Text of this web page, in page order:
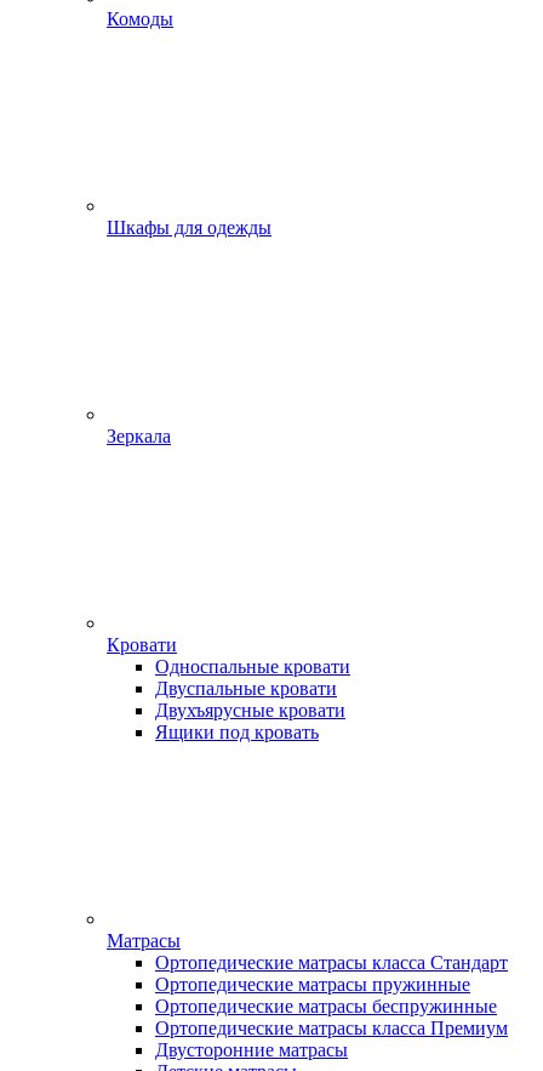
Комоды
Шкафы для одежды
Зеркала
Кровати
Односпальные кровати
Двуспальные кровати
Двухъярусные кровати
Ящики под кровать
Матрасы
Ортопедические матрасы класса Стандарт
Ортопедические матрасы пружинные
Ортопедические матрасы беспружинные
Ортопедические матрасы класса Премиум
Двусторонние матрасы